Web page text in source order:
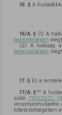
16. § A
16/A. § (1) A
bekezdésében
(2) A hatóság
bekezdésében
17. § Ez a
17/A. §44 A
szóló 700/2021.
kötelezettségében a